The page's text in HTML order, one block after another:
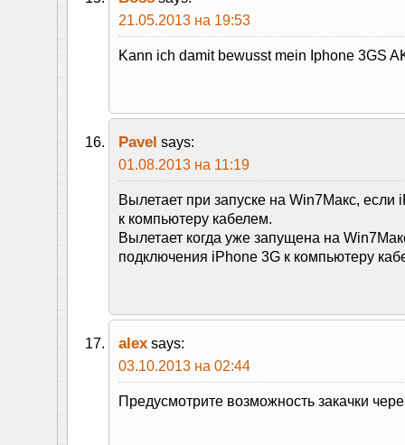
21.05.2013 на 19:53
Kann ich damit bewusst mein Iphone 3GS
Pavel says:
01.08.2013 на 11:19
Вылетает при запуске на Win7Макс, если
к компьютеру кабелем.
Вылетает когда уже запущена на
подключения iPhone 3G к компьютеру
alex says:
03.10.2013 на 02:44
Предусмотрите возможность закачки